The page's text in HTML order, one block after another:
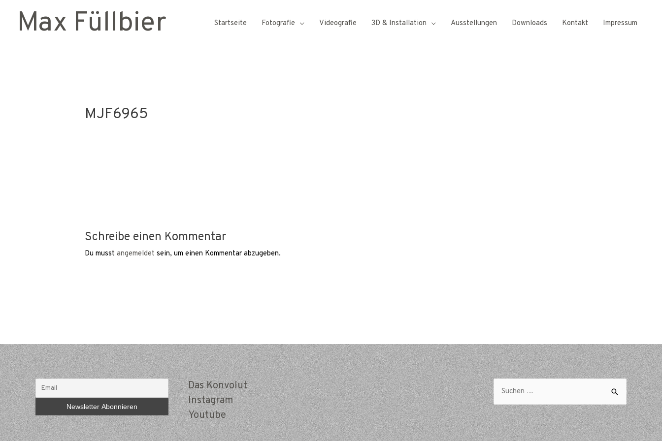
Max Füllbier Startseite Fotografie Videografie 3D & Installation Ausstellungen Downloads Kontakt Impressum
MJF6965
Schreibe einen Kommentar
Du musstangemeldet sein, um einen Kommentar abzugeben.
Das Konvolut
Instagram
Youtube
Suchen
nach: